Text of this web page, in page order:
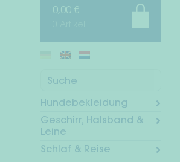
0,00 €
Suche
Hundebekleidung
Geschirr, Halsband &
Leine
Schlaf & Reise